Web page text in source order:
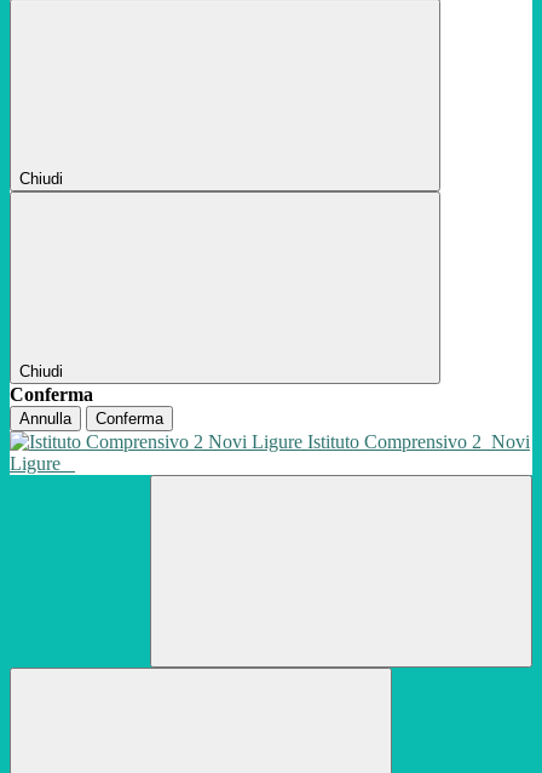
Chiudi
Chiudi
Conferma
Annulla Conferma
Istituto Comprensivo 2 Novi
Ligure